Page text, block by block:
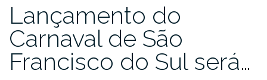
Lançamento do
Carnaval de São
Francisco do Sul será…